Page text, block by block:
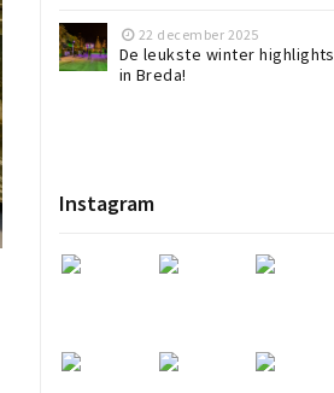
22 december 2025
De leukste winter highlights
in Breda!
Instagram